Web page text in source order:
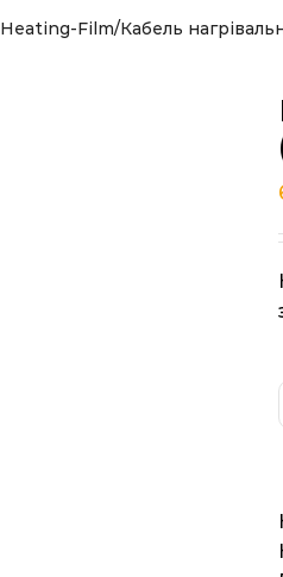
Heating-Film/Кабель